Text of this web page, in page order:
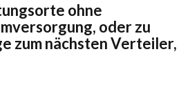
ohne
oder zu
zum nächsten Verteiler,